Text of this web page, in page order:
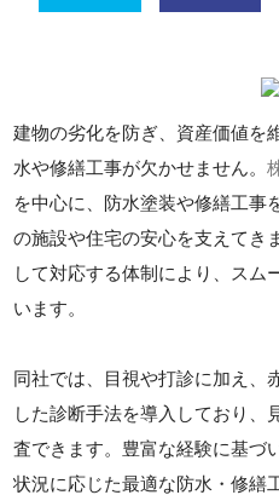
建物の劣化を防ぎ、資産価値を
水や修繕工事が欠かせません。
を中心に、防水塗装や修繕工事
の施設や住宅の安心を支えてき
して対応する体制により、スム
います。
同社では、目視や打診に加え、
した診断手法を導入しており、
査できます。豊富な経験に基づ
状況に応じた最適な防水・修繕